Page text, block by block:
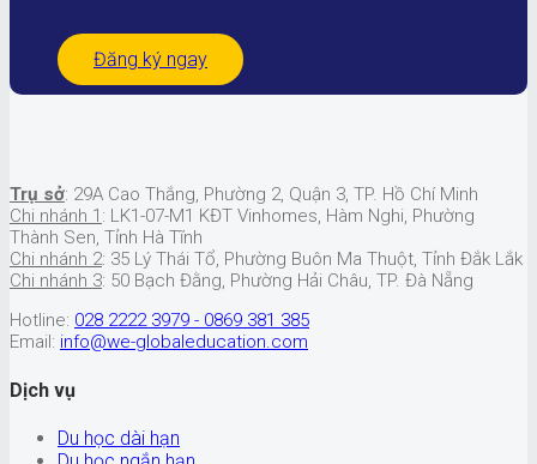
Đăng ký ngay
Trụ sở: 29A Cao Thắng, Phường 2, Quận 3, TP. Hồ Chí Minh
Chi nhánh 1 : LK1-07-M1 KĐT Vinhomes, Hàm Nghi, Phường
Thành Sen, Tỉnh Hà Tĩnh
Chi nhánh 2: 35 Lý Thái Tổ, Phường Buôn Ma Thuột, Tỉnh Đắk Lắk
Chi nhánh 3: 50 Bạch Đằng, Phường Hải Châu, TP. Đà Nẵng
Hotline: 028 2222 3979 - 0869 381 385
Email: info@we-globaleducation.com
Dịch vụ
Du học dài hạn